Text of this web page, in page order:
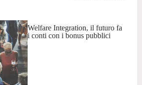
Welfare Integration, il futuro fa
i conti con i bonus pubblici